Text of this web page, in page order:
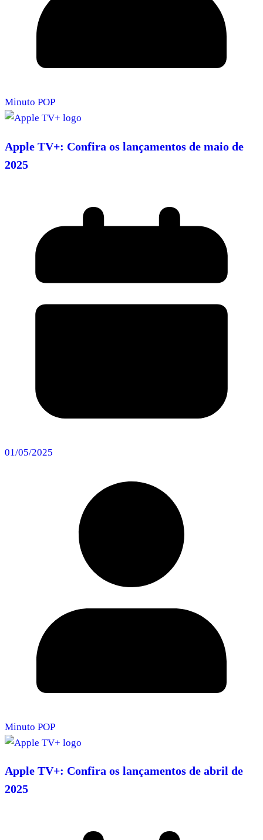
Minuto POP
Apple TV+: Confira os lançamentos de maio de
2025
01/05/2025
Minuto POP
Apple TV+: Confira os lançamentos de abril de
2025